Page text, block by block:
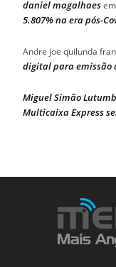
daniel magalhaesem
5.807% na era pós-
Andre joe quilunda
digital para emissão
Miguel Simão
Multicaixa Express